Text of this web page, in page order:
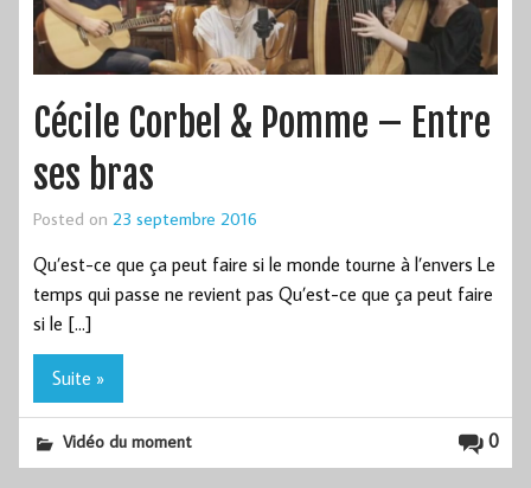
Cécile Corbel & Pomme – Entre
ses bras
Posted on 23 septembre 2016
Qu’est-ce que ça peut faire si le monde tourne à l’envers Le
temps qui passe ne revient pas Qu’est-ce que ça peut faire
si le […]
Suite »
0
Vidéo du moment